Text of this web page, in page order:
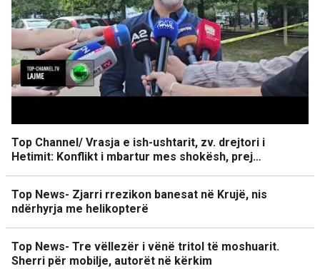
Top Channel/ Vrasja e ish-ushtarit, zv. drejtori i
Hetimit: Konflikt i mbartur mes shokësh, prej…
Top News- Zjarri rrezikon banesat në Krujë, nis
ndërhyrja me helikopterë
Top News- Tre vëllezër i vënë tritol të moshuarit.
Sherri për mobilje, autorët në kërkim